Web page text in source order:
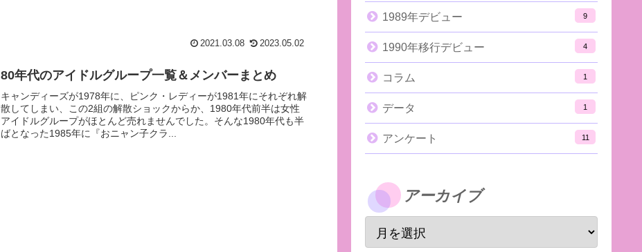
2021.03.08 2023.05.02
80年代のアイドルグループ一覧＆メンバーまとめ
キャンディーズが1978年に、ピンク・レディーが1981年にそれぞれ解
散してしまい、この2組の解散ショックからか、1980年代前半は女性
アイドルグループがほとんど売れませんでした。そんな1980年代も半
ばとなった1985年に『おニャン子クラ...
1989年デビュー 9
1990年移行デビュー 4
コラム 1
データ 1
アンケート 11
アーカイブ